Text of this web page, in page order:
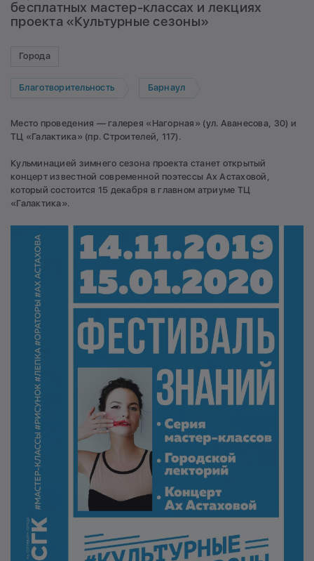
бесплатных мастер-классах и лекциях
проекта «Культурные сезоны»
Города
Благотворительность Барнаул
Место проведения — галерея «Нагорная» (ул. Аванесова, 30) и
ТЦ «Галактика» (пр. Строителей, 117).
Кульминацией зимнего сезона проекта станет открытый
концерт известной современной поэтессы Ах Астаховой,
который состоится 15 декабря в главном атриуме ТЦ
«Галактика».